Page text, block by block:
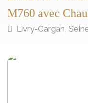
M760 avec
Livry-Gargan,